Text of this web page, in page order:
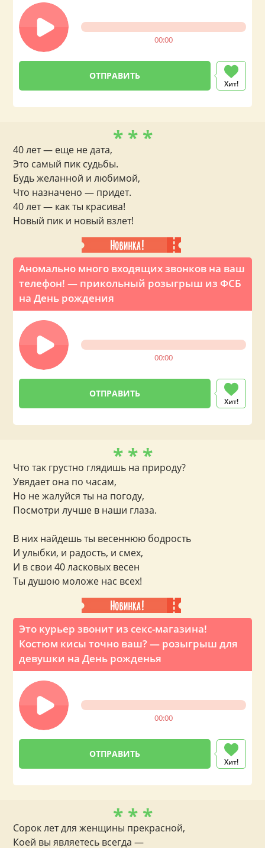
00:00
Хит!
Аномально много входящих звонков на ваш
телефон! — прикольный розыгрыш из ФСБ
на День рождения
00:00
Хит!
* * *
40 лет — еще не дата,
Это самый пик судьбы.
Будь желанной и любимой,
Что назначено — придет.
40 лет — как ты красива!
Новый пик и новый взлет!
Это курьер звонит из секс-магазина!
Костюм кисы точно ваш? — розыгрыш для
девушки на День рожденья
00:00
Хит!
* * *
Что так грустно глядишь на природу?
Увядает она по часам,
Но не жалуйся ты на погоду,
Посмотри лучше в наши глаза.
В них найдешь ты весеннюю бодрость
И улыбки, и радость, и смех,
И в свои 40 ласковых весен
Ты душою моложе нас всех!
* * *
Сорок лет для женщины прекрасной,
Коей вы являетесь всегда —